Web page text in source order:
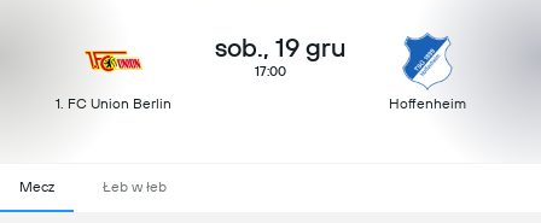
1. FC Union Berlin
sob., 19 gru
17:00
Hoffenheim
Mecz Łeb w łeb